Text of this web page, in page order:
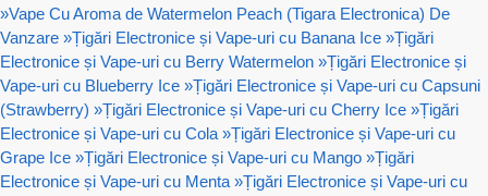
»Vape Cu Aroma de Watermelon Peach (Tigara Electronica) De
Vanzare »Țigări Electronice și Vape-uri cu Banana Ice »Țigări
Electronice și Vape-uri cu Berry Watermelon »Țigări Electronice și
Vape-uri cu Blueberry Ice »Țigări Electronice și Vape-uri cu Capsuni
(Strawberry) »Țigări Electronice și Vape-uri cu Cherry Ice »Țigări
Electronice și Vape-uri cu Cola »Țigări Electronice și Vape-uri cu
Grape Ice »Țigări Electronice și Vape-uri cu Mango »Țigări
Electronice și Vape-uri cu Menta »Țigări Electronice și Vape-uri cu